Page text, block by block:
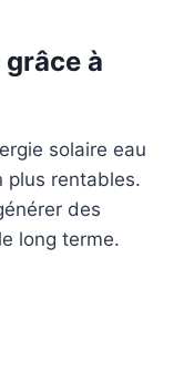
à
solaire eau
plus rentables.
des
long terme.